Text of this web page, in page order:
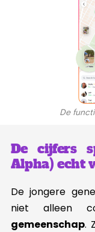
De
De cijfers
Alpha) echt
De jongere
niet alleen
gemeenschap.